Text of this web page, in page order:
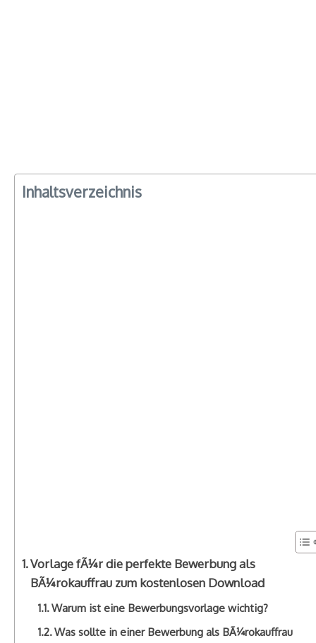
Inhaltsverzeichnis
Vorlage fÃ¼r die perfekte Bewerbung als
BÃ¼rokauffrau zum kostenlosen Download
Warum ist eine Bewerbungsvorlage wichtig?
Was sollte in einer Bewerbung als BÃ¼rokauffrau